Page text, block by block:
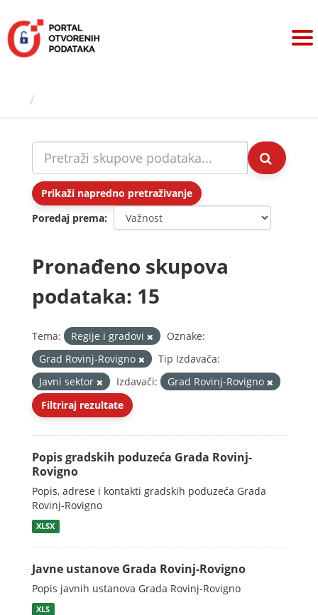
sadržaj
Prikaži napredno pretraživanje
Poredaj prema
Pronađeno skupova
podataka: 15
Tema: Regije i gradovi
Oznake:
Grad Rovinj-Rovigno
Tip Izdavača:
Javni sektor
Izdavači:
Grad Rovinj-Rovigno
Filtriraj rezultate
Popis gradskih poduzeća Grada Rovinj-
Rovigno
Popis, adrese i kontakti gradskih poduzeća Grada
Rovinj-Rovigno
XLSX
Javne ustanove Grada Rovinj-Rovigno
Popis javnih ustanova Grada Rovinj-Rovigno
XLS